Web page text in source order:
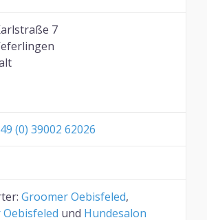
7
(0) 39002 62026
Groomer Oebisfeled,
und Hundesalon